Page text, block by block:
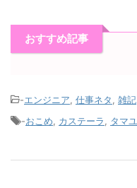
おすすめ記事
-エンジニア 仕事ネタ
雑記
-おこめ カステーラ タマユ